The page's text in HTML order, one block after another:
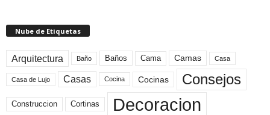
Nube de Etiquetas
Arquitectura Baño Baños Cama Camas Casa
Casa de Lujo Casas Cocina Cocinas Consejos
Construccion Cortinas Decoracion